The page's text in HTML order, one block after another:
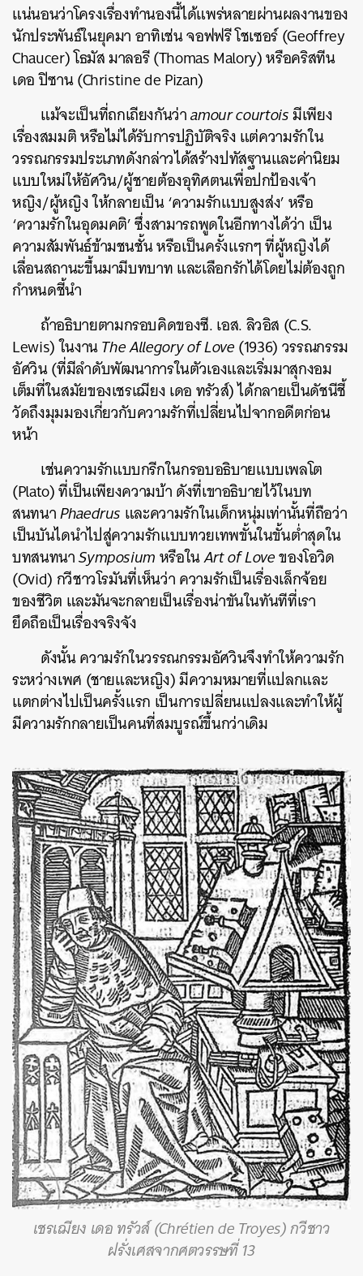
แน่นอนว่าโครงเรื่องทำนองนี้ได้แพร่หลายผ่านผลงานของ
นักประพันธ์ในยุคมา อาทิเช่น จอฟฟรี โชเซอร์ (Geoffrey
Chaucer) โธมัส มาลอรี (Thomas Malory) หรือคริสทีน
เดอ ปิซาน (Christine de Pizan)
แม้จะเป็นที่ถกเถียงกันว่าamour courtoisมีเพียง
เรื่องสมมติ หรือไม่ได้รับการปฏิบัติจริง แต่ความรักใน
วรรณกรรมประเภทดังกล่าวได้สร้างปทัสฐานและค่านิยม
แบบใหม่ให้อัศวิน/ผู้ชายต้องอุทิศตนเพื่อปกป้องเจ้า
หญิง/ผู้หญิง ให้กลายเป็น ‘ความรักแบบสูงส่ง’ หรือ
‘ความรักในอุดมคติ’ ซึ่งสามารถพูดในอีกทางได้ว่า เป็น
ความสัมพันธ์ข้ามชนชั้น หรือเป็นครั้งแรกๆ ที่ผู้หญิงได้
เลื่อนสถานะขึ้นมามีบทบาท และเลือกรักได้โดยไม่ต้องถูก
กำหนดชี้นำ
ถ้าอธิบายตามกรอบคิดของซี. เอส. ลิวอิส (C.S.
Lewis) ในงานThe Allegory of Love(1936) วรรณกรรม
อัศวิน (ที่มีลำดับพัฒนาการในตัวเองและเริ่มมาสุกงอม
เต็มที่ในสมัยของเชรเฌียง เดอ ทรัวส์) ได้กลายเป็นดัชนีชี้
วัดถึงมุมมองเกี่ยวกับความรักที่เปลี่ยนไปจากอดีตก่อน
หน้า
เช่นความรักแบบกรีกในกรอบอธิบายแบบเพลโต
(Plato) ที่เป็นเพียงความบ้า ดังที่เขาอธิบายไว้ในบท
สนทนาPhaedrus และความรักในเด็กหนุ่มเท่านั้นที่ถือว่า
เป็นบันไดนำไปสู่ความรักแบบทวยเทพขั้นในขั้นต่ำสุดใน
บทสนทนาSymposiumหรือในArt of Loveของโอวิด
(Ovid) กวีชาวโรมันที่เห็นว่า ความรักเป็นเรื่องเล็กจ้อย
ของชีวิต และมันจะกลายเป็นเรื่องน่าขันในทันทีที่เรา
ยึดถือเป็นเรื่องจริงจัง
ดังนั้น ความรักในวรรณกรรมอัศวินจึงทำให้ความรัก
ระหว่างเพศ (ชายและหญิง) มีความหมายที่แปลกและ
แตกต่างไปเป็นครั้งแรก เป็นการเปลี่ยนแปลงและทำให้ผู้
มีความรักกลายเป็นคนที่สมบูรณ์ขึ้นกว่าเดิม
เชรเฌียง เดอ ทรัวส์ (Chrétien de Troyes) กวีชาว
ฝรั่งเศสจากศตวรรษที่ 13
ค้นหา
SHARE TWEET LINE EMAIL